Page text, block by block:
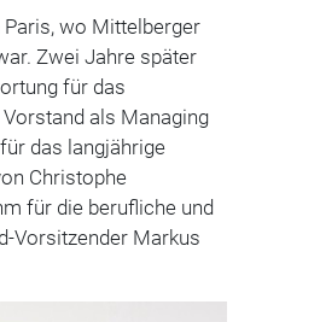
wo Mittelberger
Zwei Jahre später
für das
als Managing
das langjährige
Christophe
für die berufliche und
Vorsitzender Markus